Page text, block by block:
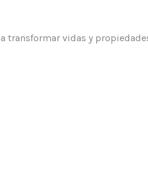
transformar vidas y